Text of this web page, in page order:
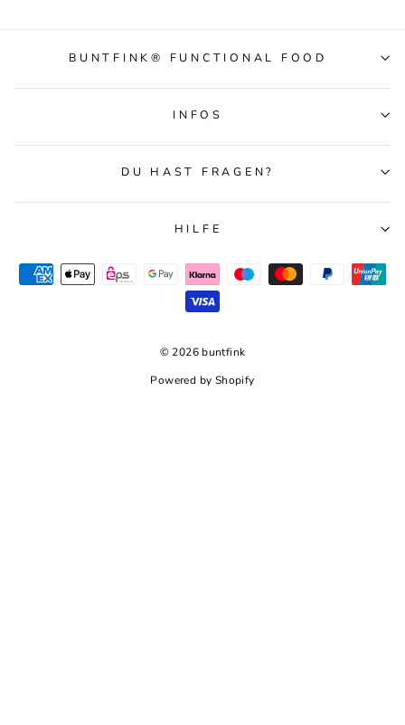
BUNTFINK® FUNCTIONAL FOOD
INFOS
DU HAST FRAGEN?
HILFE
© 2026 buntfink
Powered by Shopify